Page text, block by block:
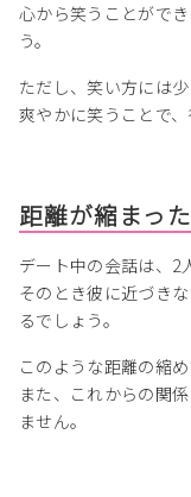
心から笑うことがで
う。
ただし、笑い方には
爽やかに笑うことで
距離が縮まっ
デート中の会話は、2
そのとき彼に近づき
るでしょう。
このような距離の縮
また、これからの関
ません。